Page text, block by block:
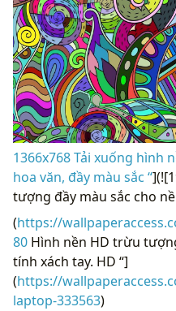
1366x768 Tải xuống hình
hoa văn, đầy màu sắc “
tượng đầy màu sắc cho
(https://
80 Hình nền HD trừu
tính xách tay. HD “]
(https://
laptop-333563)